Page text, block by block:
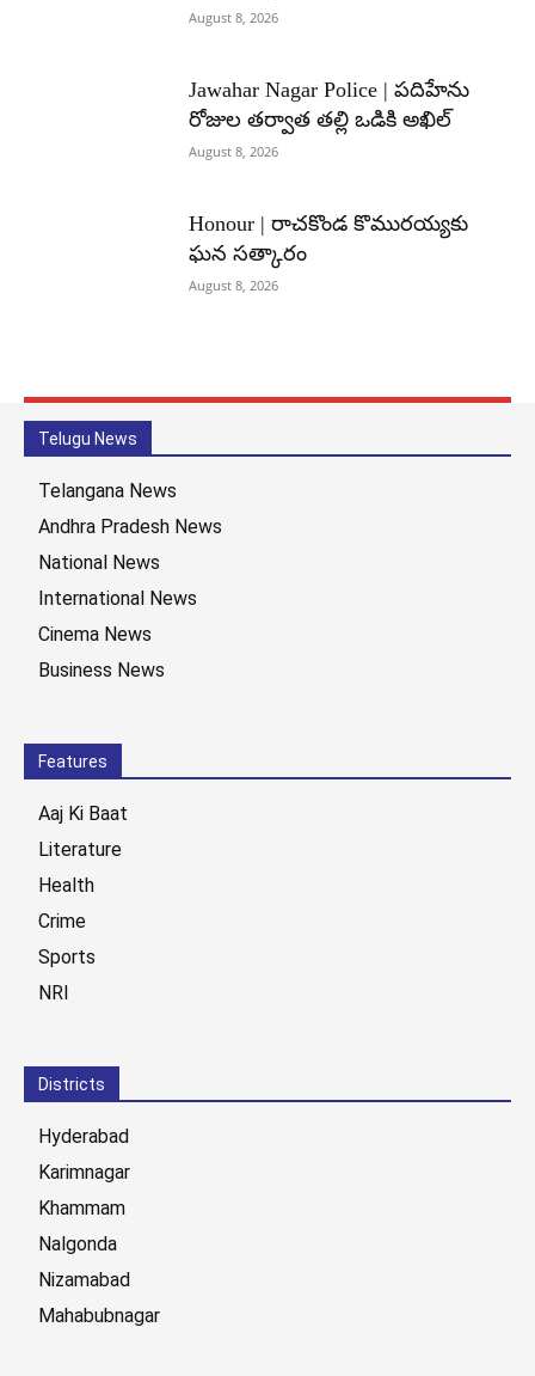
August 8, 2026
Jawahar Nagar Police | పదిహేను
రోజుల తర్వాత తల్లి ఒడికి అఖిల్
August 8, 2026
Honour | రాచకొండ కొమురయ్యకు
ఘన సత్కారం
August 8, 2026
Telugu News
Telangana News
Andhra Pradesh News
National News
International News
Cinema News
Business News
Features
Aaj Ki Baat
Literature
Health
Crime
Sports
NRI
Districts
Hyderabad
Karimnagar
Khammam
Nalgonda
Nizamabad
Mahabubnagar